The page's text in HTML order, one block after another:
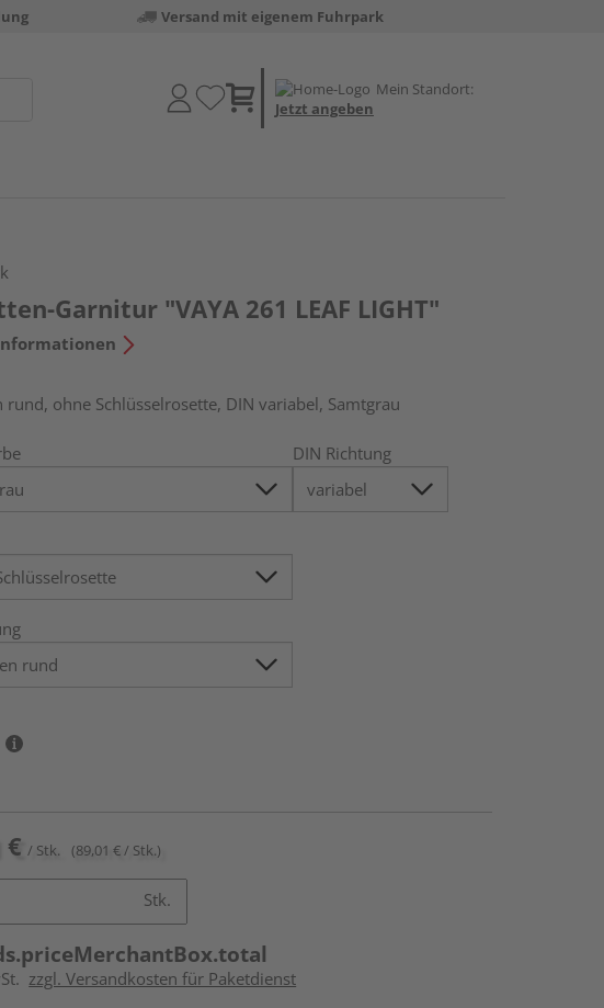
Versand mit eigenem Fuhrpark
Mein Standort:
Jetzt angeben
Garnitur "VAYA 261 LEAF LIGHT"
rund, ohne Schlüsselrosette, DIN variabel, Samtgrau
DIN Richtung
€ / Stk. (89,01 € / Stk.)
Stk.
zzgl. Versandkosten für Paketdienst